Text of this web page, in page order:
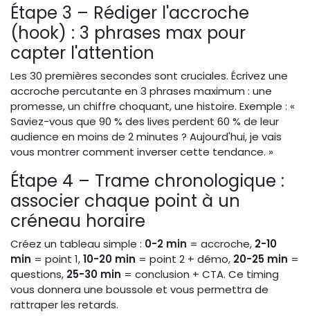
Étape 3 – Rédiger l'accroche
(hook) : 3 phrases max pour
capter l'attention
Les 30 premières secondes sont cruciales. Écrivez une
accroche percutante en 3 phrases maximum : une
promesse, un chiffre choquant, une histoire. Exemple : «
Saviez-vous que 90 % des lives perdent 60 % de leur
audience en moins de 2 minutes ? Aujourd'hui, je vais
vous montrer comment inverser cette tendance. »
Étape 4 – Trame chronologique :
associer chaque point à un
créneau horaire
Créez un tableau simple : 0-2 min = accroche, 2-10
min = point 1,10-20 min = point 2 + démo, 20-25 min =
questions, 25-30 min = conclusion + CTA. Ce timing
vous donnera une boussole et vous permettra de
rattraper les retards.